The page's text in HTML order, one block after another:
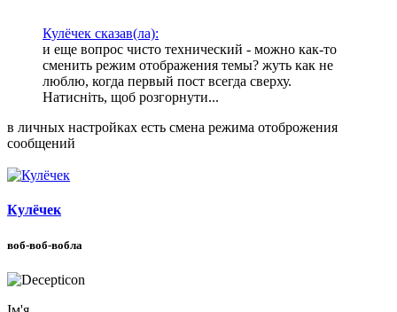
Кулёчек сказав(ла):
и еще вопрос чисто технический - можно как-то
сменить режим отображения темы? жуть как не
люблю, когда первый пост всегда сверху.
Натисніть, щоб розгорнути...
в личных настройках есть смена режима отоброжения
сообщений
Кулёчек
воб-воб-вобла